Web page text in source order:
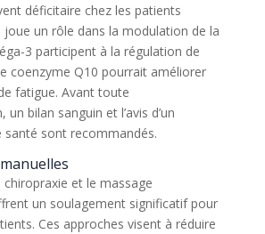
déficitaire chez les patients
un rôle dans la modulation de la
3 participent à la régulation de
coenzyme Q10 pourrait améliorer
fatigue. Avant toute
bilan sanguin et l’avis d’un
santé sont recommandés.
chiropraxie et le massage
un soulagement significatif pour
Ces approches visent à réduire